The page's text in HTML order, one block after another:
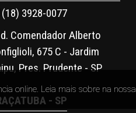
3928-0077
Comendador Alberto
675 C - Jardim
Pres. Prudente - SP
- SP
online. Leia mais sobre na nossa